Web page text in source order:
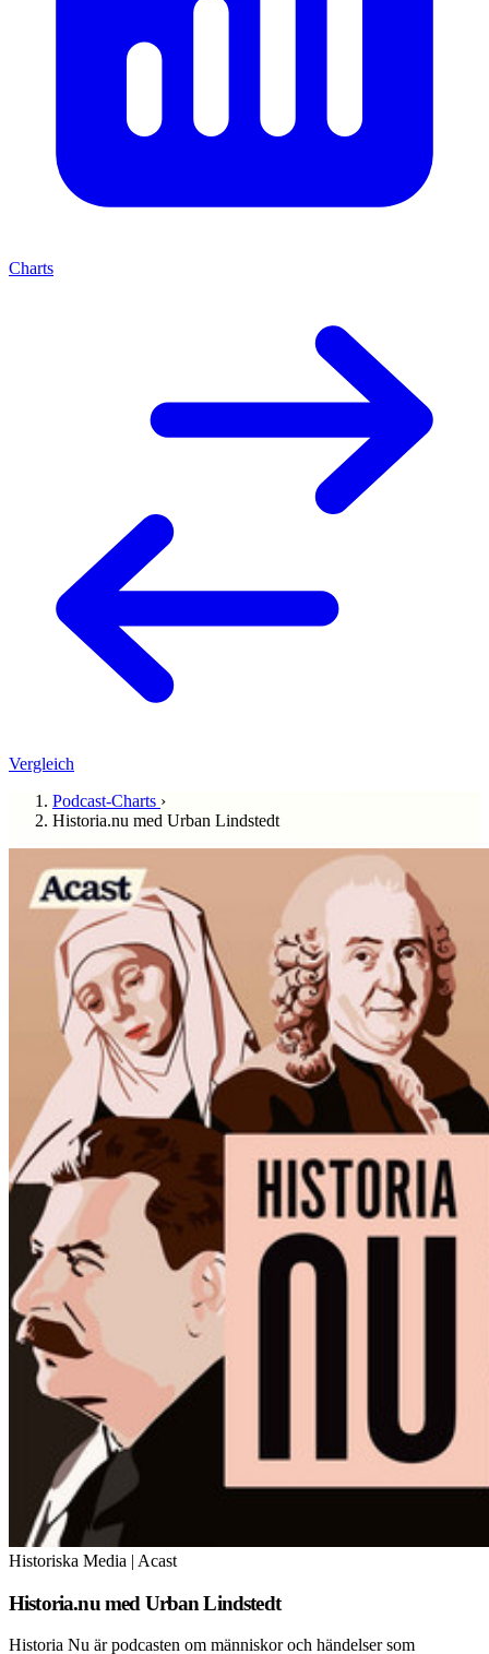
Charts
Vergleich
Podcast-Charts ›
Historia.nu med Urban Lindstedt
Historiska Media | Acast
Historia.nu med Urban Lindstedt
Historia Nu är podcasten om människor och händelser som